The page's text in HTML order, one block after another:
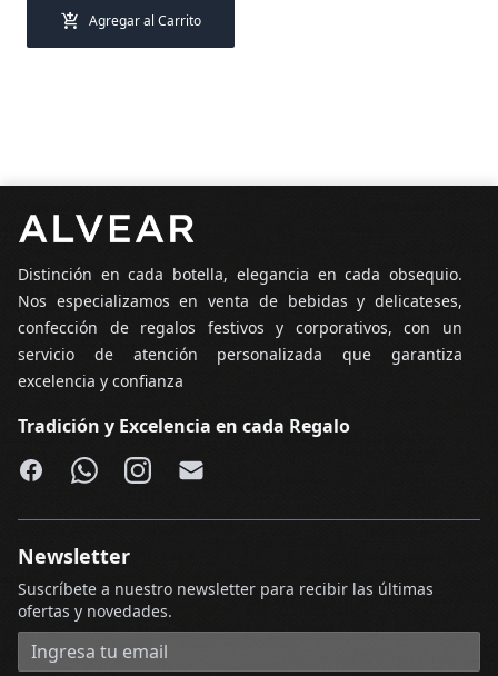
add_shopping_cart Agregar al Carrito
Distinción en cada botella, elegancia en cada obsequio.
Nos especializamos en venta de bebidas y delicateses,
confección de regalos festivos y corporativos, con un
servicio de atención personalizada que garantiza
excelencia y confianza
Tradición y Excelencia en cada Regalo
Facebook
WhatsApp
Instagram
Email
Newsletter
Suscríbete a nuestro newsletter para recibir las últimas
ofertas y novedades.
Dirección de correo electrónico